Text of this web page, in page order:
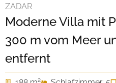
ZADAR
Moderne Villa mit
300 m vom Meer
entfernt
2